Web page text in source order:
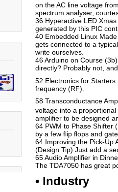
on the AC line voltage
spectrum analyser,
36 Hyperactive LED
generated by this PIC
40 Embedded Linux
gets connected to a
write ourselves.
46 Arduino on Course
directly? Probably not,
52 Electronics for
frequency (RF).
58 Transconductance
voltage into a
amplifier to be designed
64 PWM to Phase Shifter
by a few flip flops and
64 Improving the Pick-Up
(Design Tip) Just add a
65 Audio Amplifier in
The TDA7050 has great
• Industry